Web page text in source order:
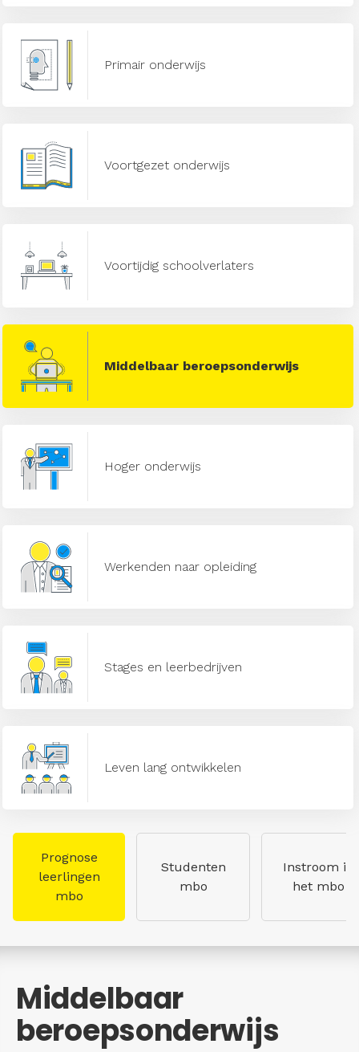
Primair onderwijs
Voortgezet onderwijs
Voortijdig schoolverlaters
Middelbaar beroepsonderwijs
Hoger onderwijs
Werkenden naar opleiding
Stages en leerbedrijven
Leven lang ontwikkelen
Prognose
leerlingen
mbo
Studenten
mbo
Instroom in
het mbo
Middelbaar
beroepsonderwijs